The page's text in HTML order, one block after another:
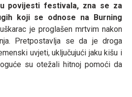
povijesti festivala, zna se za
koji se odnose na Burning
je proglašen mrtvim nakon
Pretpostavlja se da je droga
uvjeti, uključujući jaku kišu i
su otežali hitnoj pomoći da